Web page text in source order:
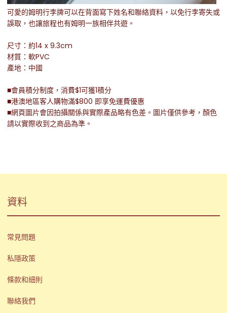
可愛的姆明行李牌可以在背面寫下姓名和聯絡資料，以免行李寄失或
誤取，也讓旅程也有姆明一族相伴共遊。
尺寸：約14 x 9.3cm
材質：軟PVC
產地：中國
■會員積分制度，消費$1可獲1積分
■港澳地區客人購物滿$800 即享免運費優惠
■網頁圖片會因拍攝關係與實際產品略有色差。圖片僅供參考，顏色
請以實際收到之商品為準。
資料
常見問題
私隱政策
條款和細則
聯絡我們